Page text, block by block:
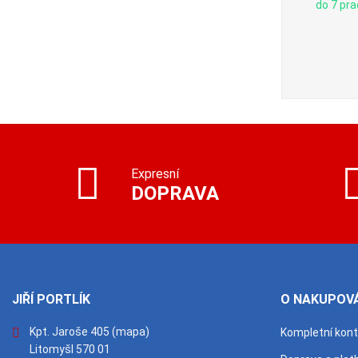
do 7
Expresní
DOPRAVA
JIŘÍ PORTLÍK
Kpt. Jaroše 405 (mapa)
Litomyšl 570 01
O
Kompletní